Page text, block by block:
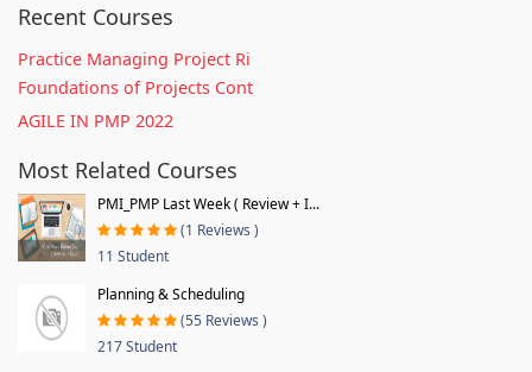
Recent Courses
Practice Managing Project Ri
Foundations of Projects Cont
AGILE IN PMP 2022
Most Related Courses
PMI_PMP Last Week ( Review + I...
(1 Reviews )
11 Student
Planning & Scheduling
(55 Reviews )
217 Student